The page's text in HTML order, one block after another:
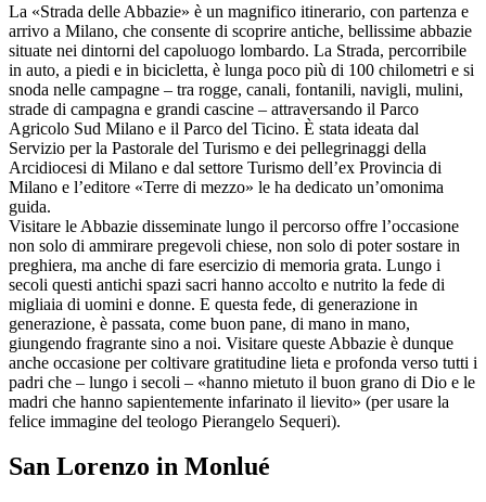
La «Strada delle Abbazie» è un magnifico itinerario, con partenza e
arrivo a Milano, che consente di scoprire antiche, bellissime abbazie
situate nei dintorni del capoluogo lombardo. La Strada, percorribile
in auto, a piedi e in bicicletta, è lunga poco più di 100 chilometri e si
snoda nelle campagne – tra rogge, canali, fontanili, navigli, mulini,
strade di campagna e grandi cascine – attraversando il Parco
Agricolo Sud Milano e il Parco del Ticino. È stata ideata dal
Servizio per la Pastorale del Turismo e dei pellegrinaggi della
Arcidiocesi di Milano e dal settore Turismo dell’ex Provincia di
Milano e l’editore «Terre di mezzo» le ha dedicato un’omonima
guida.
Visitare le Abbazie disseminate lungo il percorso offre l’occasione
non solo di ammirare pregevoli chiese, non solo di poter sostare in
preghiera, ma anche di fare esercizio di memoria grata. Lungo i
secoli questi antichi spazi sacri hanno accolto e nutrito la fede di
migliaia di uomini e donne. E questa fede, di generazione in
generazione, è passata, come buon pane, di mano in mano,
giungendo fragrante sino a noi. Visitare queste Abbazie è dunque
anche occasione per coltivare gratitudine lieta e profonda verso tutti i
padri che – lungo i secoli – «hanno mietuto il buon grano di Dio e le
madri che hanno sapientemente infarinato il lievito» (per usare la
felice immagine del teologo Pierangelo Sequeri).
San Lorenzo in Monlué